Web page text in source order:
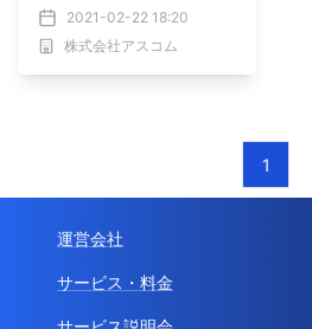
させる方法を、専門家が教
えます！
2021-02-22 18:20
株式会社アスコム
1
運営会社
サービス・料金